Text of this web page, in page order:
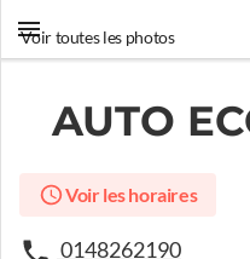
Voir toutes les photos
AUTO
Voir les horaires
0148262190